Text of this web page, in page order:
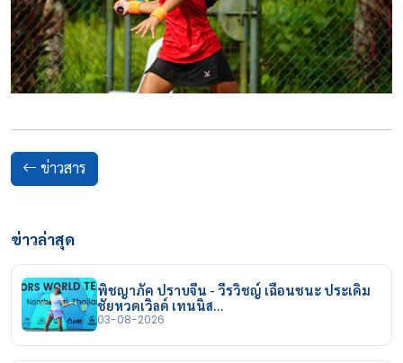
ข่าวสาร
ข่าวล่าสุด
พิชญาภัค ปราบจีน - วีรวิชญ์ เฉือนชนะ ประเดิม
ชัยหวดเวิลด์ เทนนิส…
03-08-2026